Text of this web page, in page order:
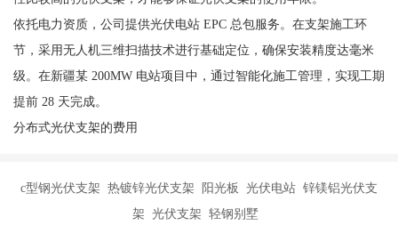
依托电力资质，公司提供光伏电站 EPC 总包服务。在支架施工环
节，采用无人机三维扫描技术进行基础定位，确保安装精度达毫米
级。在新疆某 200MW 电站项目中，通过智能化施工管理，实现工期
提前 28 天完成。
分布式光伏支架的费用
c型钢光伏支架 热镀锌光伏支架 阳光板 光伏电站 锌镁铝光伏支
架 光伏支架 轻钢别墅